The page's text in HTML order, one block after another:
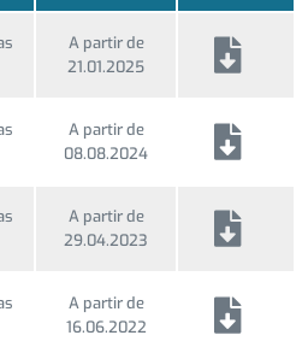
A partir de
21.01.2025
A partir de
08.08.2024
A partir de
29.04.2023
A partir de
16.06.2022